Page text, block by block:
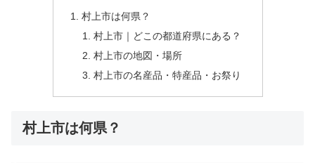
村上市は何県？
村上市｜どこの都道府県にある？
村上市の地図・場所
村上市の名産品・特産品・お祭り
村上市は何県？